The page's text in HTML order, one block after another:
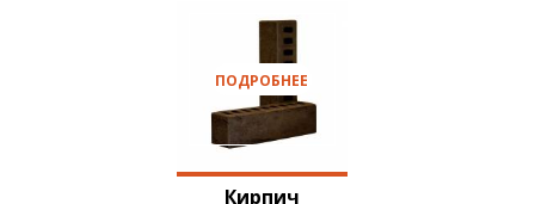
Кирпич
ПОДРОБНЕЕ